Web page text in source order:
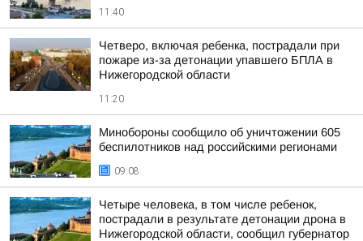
11:40
Четверо, включая ребенка, пострадали при
пожаре из-за детонации упавшего БПЛА в
Нижегородской области
11:20
Минобороны сообщило об уничтожении 605
беспилотников над российскими регионами
09:08
Четыре человека, в том числе ребенок,
пострадали в результате детонации дрона в
Нижегородской области, сообщил губернатор